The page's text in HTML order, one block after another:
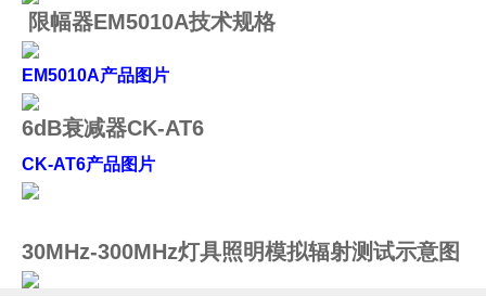
限幅器EM5010A技术规格
EM5010A产品图片
6dB衰减器CK-AT6
CK-AT6产品图片
30MHz-300MHz灯具照明模拟辐射测试示意图